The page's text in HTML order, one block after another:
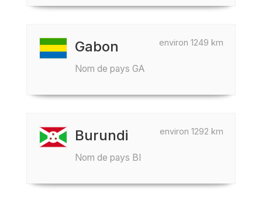
environ 1249 km
Gabon
Nom de pays GA
environ 1292 km
Burundi
Nom de pays BI